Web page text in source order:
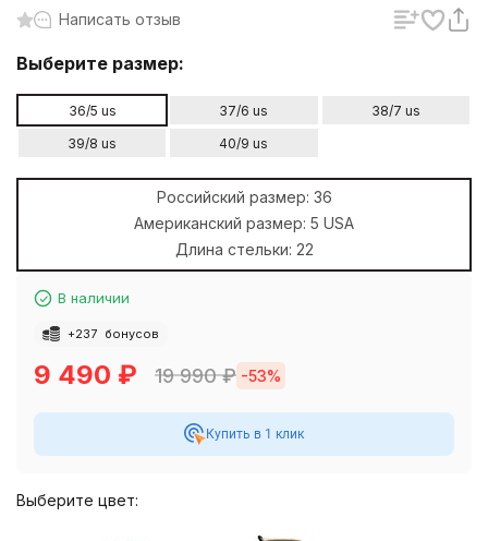
Написать отзыв
Выберите размер:
36/5 us 37/6 us
38/7 us
39/8 us
40/9 us
Российский размер: 36
Американский размер: 5 USA
Длина стельки: 22
В наличии
+237 бонусов
9 490 ₽ 19 990₽ -53%
Купить в 1 клик
Выберите цвет: